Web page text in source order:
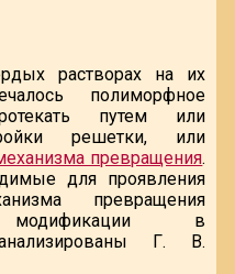
растворах на их
полиморфное
путем или
решетки, или
превращения.
для проявления
превращения
модификации в
Г. В.